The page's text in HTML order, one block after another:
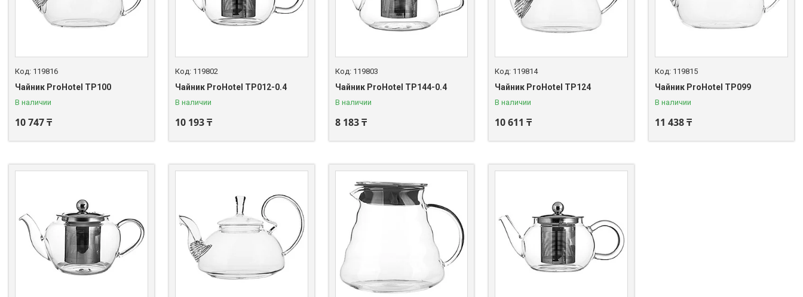
119816
Чайник ProHotel TP100
В наличии
10 747 ₸
119802
Чайник ProHotel TP012-0.4
В наличии
10 193 ₸
119803
Чайник ProHotel TP144-0.4
В наличии
8 183 ₸
119814
Чайник ProHotel TP124
В наличии
10 611 ₸
119815
Чайник ProHotel TP099
В наличии
11 438 ₸